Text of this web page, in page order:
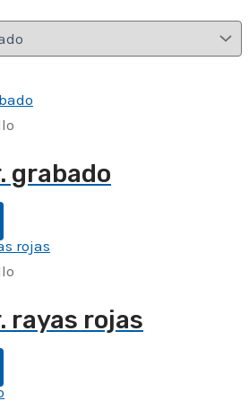
grabado
rayas rojas